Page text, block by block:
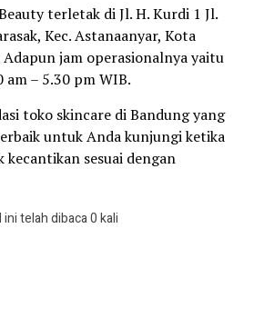
terletak di Jl. H. Kurdi 1 Jl.
Kec. Astanaanyar, Kota
Adapun jam operasionalnya yaitu
– 5.30 pm WIB.
toko skincare di Bandung yang
untuk Anda kunjungi ketika
sesuai dengan
telah dibaca 0 kali